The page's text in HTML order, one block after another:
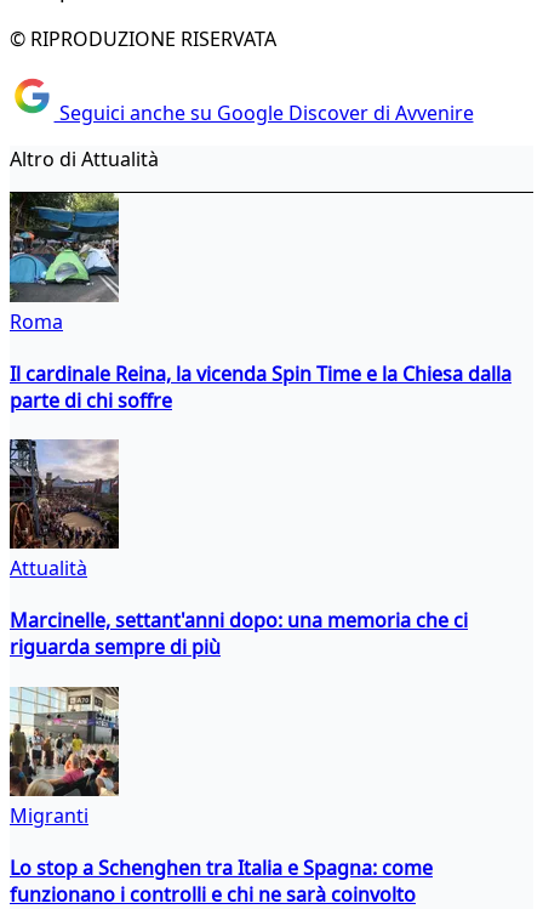
© RIPRODUZIONE RISERVATA
Seguici anche su Google Discover di Avvenire
Altro di Attualità
Roma
Il cardinale Reina, la vicenda Spin Time e la Chiesa dalla
parte di chi soffre
Attualità
Marcinelle, settant'anni dopo: una memoria che ci
riguarda sempre di più
Migranti
Lo stop a Schenghen tra Italia e Spagna: come
funzionano i controlli e chi ne sarà coinvolto